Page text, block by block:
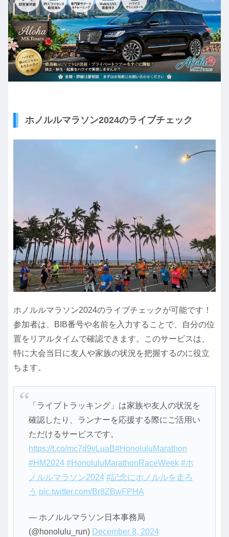
ホノルルマラソン2024のライブチェック
ホノルルマラソン2024のライブチェックが可能です！
参加者は、BIB番号や名前を入力することで、自分の位
置をリアルタイムで確認できます。このサービスは、
特に大会当日に友人や家族の状況を把握するのに役立
ちます。
「ライブトラッキング」は家族や友人の状況を
確認したり、ランナーを応援する際にご活用い
ただけるサービスです。
https://t.co/mc7d9vLuaB#HonoluluMarathon
#HM2024 #HonoluluMarathonRaceWeek #ホ
ノルルマラソン2024 #記念にホノルルを走ろ
う pic.twitter.com/Br8ZBwFPHA
— ホノルルマラソン日本事務局
(@honolulu_run) December 8, 2024